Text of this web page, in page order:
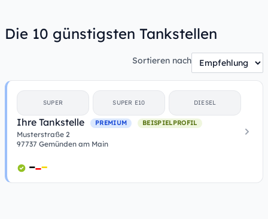
Die 10 günstigsten Tankstellen
Sortieren nach
SUPER SUPER E10 DIESEL
Ihre Tankstelle PREMIUM BEISPIELPROFIL
Musterstraße 2
97737 Gemünden am Main